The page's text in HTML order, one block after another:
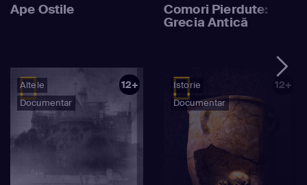
Ape Ostile Comori Pierdute:
Grecia Antică
Altele
Documentar
12+
Istorie
Documentar
12+